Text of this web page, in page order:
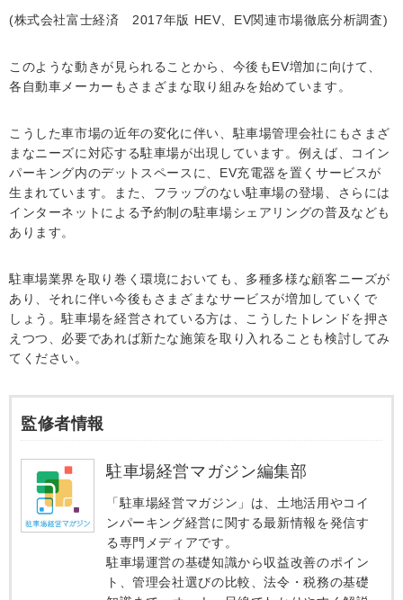
(株式会社富士経済 2017年版 HEV、EV関連市場徹底分析調査)
このような動きが見られることから、今後もEV増加に向けて、
各自動車メーカーもさまざまな取り組みを始めています。
こうした車市場の近年の変化に伴い、駐車場管理会社にもさまざ
まなニーズに対応する駐車場が出現しています。例えば、コイン
パーキング内のデットスペースに、EV充電器を置くサービスが
生まれています。また、フラップのない駐車場の登場、さらには
インターネットによる予約制の駐車場シェアリングの普及なども
あります。
駐車場業界を取り巻く環境においても、多種多様な顧客ニーズが
あり、それに伴い今後もさまざまなサービスが増加していくで
しょう。駐車場を経営されている方は、こうしたトレンドを押さ
えつつ、必要であれば新たな施策を取り入れることも検討してみ
てください。
監修者情報
駐車場経営マガジン編集部
「駐車場経営マガジン」は、土地活用やコイ
ンパーキング経営に関する最新情報を発信す
る専門メディアです。
駐車場運営の基礎知識から収益改善のポイン
ト、管理会社選びの比較、法令・税務の基礎